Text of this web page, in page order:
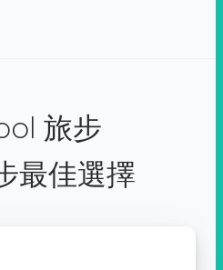
旅步
最佳選擇